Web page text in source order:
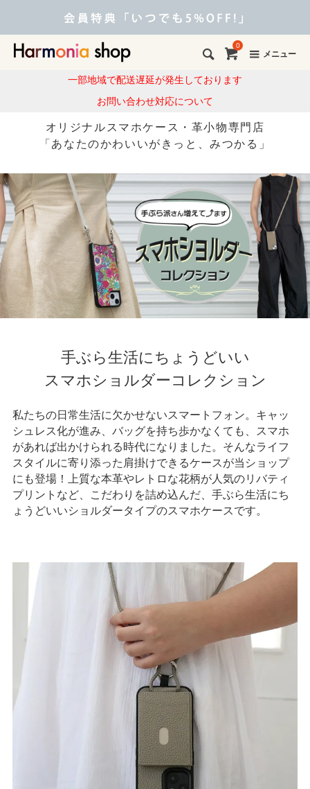
メニュー
0
一部地域で配送遅延が発生しております
お問い合わせ対応について
オリジナルスマホケース・革小物専門店
「あなたのかわいいがきっと、みつかる」
手ぶら生活にちょうどいい
スマホショルダーコレクション
私たちの日常生活に欠かせないスマートフォン。キャッ
シュレス化が進み、バッグを持ち歩かなくても、スマホ
があれば出かけられる時代になりました。そんなライフ
スタイルに寄り添った肩掛けできるケースが当ショップ
にも登場！上質な本革やレトロな花柄が人気のリバティ
プリントなど、こだわりを詰め込んだ、手ぶら生活にち
ょうどいいショルダータイプのスマホケースです。